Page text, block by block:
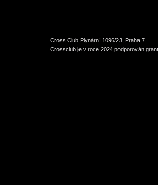
Cross Club Plynární 1096/23, Praha 7
Crossclub je v roce 2024 podporován